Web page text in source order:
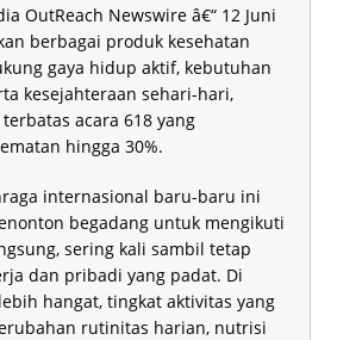
OutReach Newswire â€“ 12 Juni
berbagai produk kesehatan
gaya hidup aktif, kebutuhan
kesejahteraan sehari-hari,
acara 618 yang
hingga 30%.
internasional baru-baru ini
begadang untuk mengikuti
sering kali sambil tetap
dan pribadi yang padat. Di
hangat, tingkat aktivitas yang
rutinitas harian, nutrisi